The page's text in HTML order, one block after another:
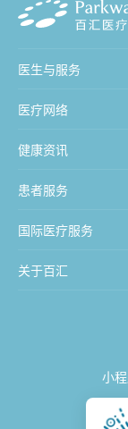
医生与服务
医疗网络
健康资讯
患者服务
国际医疗服务
关于百汇
小程